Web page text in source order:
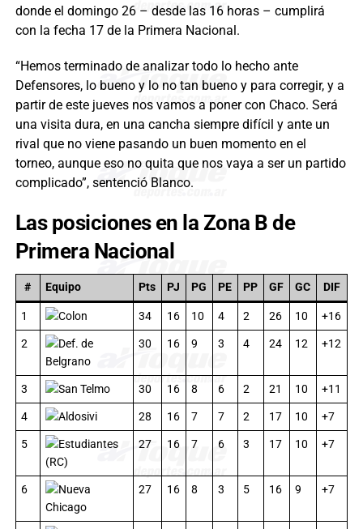
donde el domingo 26 – desde las 16 horas – cumplirá
con la fecha 17 de la Primera Nacional.
“Hemos terminado de analizar todo lo hecho ante
Defensores, lo bueno y lo no tan bueno y para corregir, y a
partir de este jueves nos vamos a poner con Chaco. Será
una visita dura, en una cancha siempre difícil y ante un
rival que no viene pasando un buen momento en el
torneo, aunque eso no quita que nos vaya a ser un partido
complicado”, sentenció Blanco.
Las posiciones en la Zona B de
Primera Nacional
# Equipo Pts PJ PG PE PP GF GC DIF
1 Colon 34 16 10 4 2 26 10
+16
2
Def. de
Belgrano
30 16 9 3 4 24 12 +12
3 San Telmo 30 16 8 6 2 21 10
+11
4
Aldosivi 28 16 7 7 2 17 10
+7
5
Estudiantes
(RC)
27 16 7 6 3 17 10 +7
6
Nueva
Chicago
27 16 8 3 5 16 9 +7